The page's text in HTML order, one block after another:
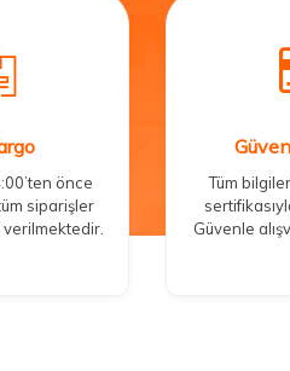
önce
siparişler
verilmektedir.
Tüm
Güvenle